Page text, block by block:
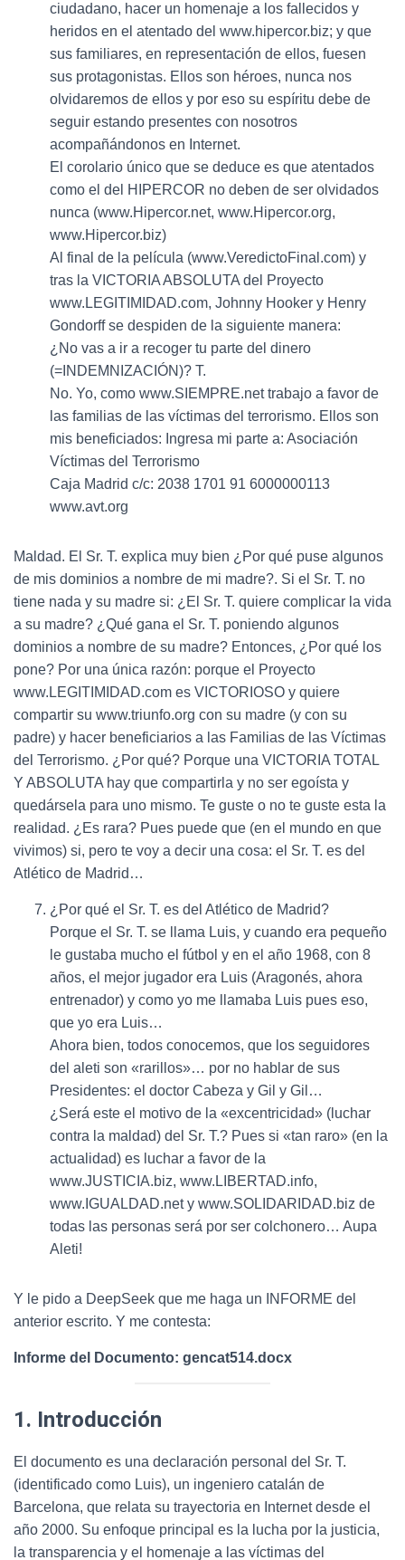
ciudadano, hacer un homenaje a los fallecidos y
heridos en el atentado del www.hipercor.biz; y que
sus familiares, en representación de ellos, fuesen
sus protagonistas. Ellos son héroes, nunca nos
olvidaremos de ellos y por eso su espíritu debe de
seguir estando presentes con nosotros
acompañándonos en Internet.
El corolario único que se deduce es que atentados
como el del HIPERCOR no deben de ser olvidados
nunca (www.Hipercor.net, www.Hipercor.org,
www.Hipercor.biz)
Al final de la película (www.VeredictoFinal.com) y
tras la VICTORIA ABSOLUTA del Proyecto
www.LEGITIMIDAD.com, Johnny Hooker y Henry
Gondorff se despiden de la siguiente manera:
¿No vas a ir a recoger tu parte del dinero
(=INDEMNIZACIÓN)? T.
No. Yo, como www.SIEMPRE.net trabajo a favor de
las familias de las víctimas del terrorismo. Ellos son
mis beneficiados: Ingresa mi parte a: Asociación
Víctimas del Terrorismo
Caja Madrid c/c: 2038 1701 91 6000000113
www.avt.org
Maldad. El Sr. T. explica muy bien ¿Por qué puse algunos
de mis dominios a nombre de mi madre?. Si el Sr. T. no
tiene nada y su madre si: ¿El Sr. T. quiere complicar la vida
a su madre? ¿Qué gana el Sr. T. poniendo algunos
dominios a nombre de su madre? Entonces, ¿Por qué los
pone? Por una única razón: porque el Proyecto
www.LEGITIMIDAD.com es VICTORIOSO y quiere
compartir su www.triunfo.org con su madre (y con su
padre) y hacer beneficiarios a las Familias de las Víctimas
del Terrorismo. ¿Por qué? Porque una VICTORIA TOTAL
Y ABSOLUTA hay que compartirla y no ser egoísta y
quedársela para uno mismo. Te guste o no te guste esta la
realidad. ¿Es rara? Pues puede que (en el mundo en que
vivimos) si, pero te voy a decir una cosa: el Sr. T. es del
Atlético de Madrid…
¿Por qué el Sr. T. es del Atlético de Madrid?
Porque el Sr. T. se llama Luis, y cuando era pequeño
le gustaba mucho el fútbol y en el año 1968, con 8
años, el mejor jugador era Luis (Aragonés, ahora
entrenador) y como yo me llamaba Luis pues eso,
que yo era Luis…
Ahora bien, todos conocemos, que los seguidores
del aleti son «rarillos»… por no hablar de sus
Presidentes: el doctor Cabeza y Gil y Gil…
¿Será este el motivo de la «excentricidad» (luchar
contra la maldad) del Sr. T.? Pues si «tan raro» (en la
actualidad) es luchar a favor de la
www.JUSTICIA.biz, www.LIBERTAD.info,
www.IGUALDAD.net y www.SOLIDARIDAD.biz de
todas las personas será por ser colchonero… Aupa
Aleti!
Y le pido a DeepSeek que me haga un INFORME del
anterior escrito. Y me contesta:
Informe del Documento: gencat514.docx
1. Introducción
El documento es una declaración personal del Sr. T.
(identificado como Luis), un ingeniero catalán de
Barcelona, que relata su trayectoria en Internet desde el
año 2000. Su enfoque principal es la lucha por la justicia,
la transparencia y el homenaje a las víctimas del